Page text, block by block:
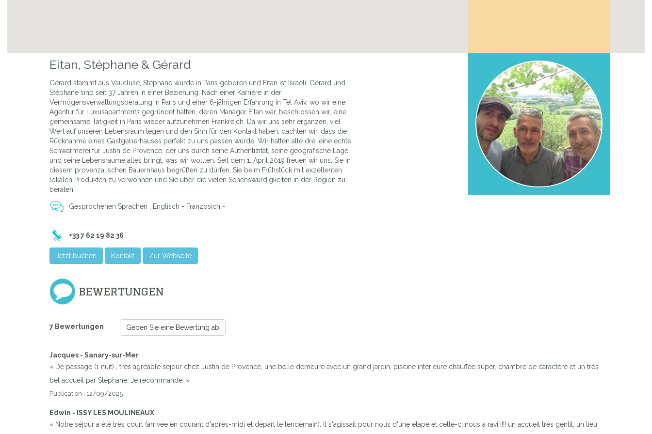
Eitan, Stéphane & Gérard
Gérard stammt aus Vaucluse, Stéphane wurde in Paris geboren und Eitan ist Israeli. Gérard und
Stéphane sind seit 37 Jahren in einer Beziehung. Nach einer Karriere in der
Vermögensverwaltungsberatung in Paris und einer 6-jährigen Erfahrung in Tel Aviv, wo wir eine
Agentur für Luxusapartments gegründet hatten, deren Manager Eitan war, beschlossen wir, eine
gemeinsame Tätigkeit in Paris wieder aufzunehmen Frankreich. Da wir uns sehr ergänzen, viel
Wert auf unseren Lebensraum legen und den Sinn für den Kontakt haben, dachten wir, dass die
Rücknahme eines Gastgeberhauses perfekt zu uns passen würde. Wir hatten alle drei eine echte
Schwärmerei für Justin de Provence, der uns durch seine Authentizität, seine geografische Lage
und seine Lebensräume alles bringt, was wir wollten. Seit dem 1. April 2019 freuen wir uns, Sie in
diesem provenzalischen Bauernhaus begrüßen zu dürfen, Sie beim Frühstück mit exzellenten
lokalen Produkten zu verwöhnen und Sie über die vielen Sehenswürdigkeiten in der Region zu
beraten.
Gesprochenen Sprachen : Englisch - Französich -
+33 7 62 19 82 36
Jetzt buchen Kontakt Zur Webseite
BEWERTUNGEN
7 Bewertungen Geben Sie eine Bewertung ab
Jacques - Sanary-sur-Mer
« De passage (1 nuit) , très agréable séjour chez Justin de Provence, une belle demeure avec un grand jardin, piscine intérieure chauffée super, chambre de caractère et un très
bel accueil par Stéphane. Je recommande. »
Publication : 12/09/2025
Edwin - ISSY LES MOULINEAUX
« Notre séjour a été très court (arrivée en courant d'après-midi et départ le lendemain). Il s'agissait pour nous d'une étape et celle-ci nous a ravi !!!! un accueil très gentil, un lieu